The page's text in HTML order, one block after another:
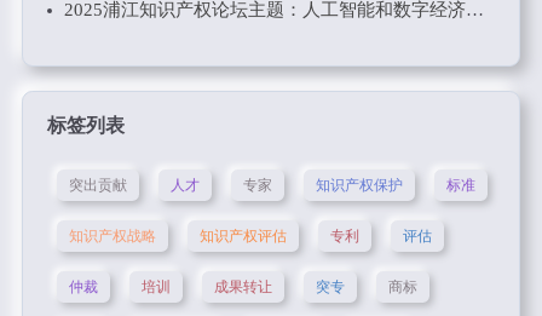
2025浦江知识产权论坛主题：人工智能和数字经济时代知识产权工作要点
标签列表
突出贡献 人才 专家 知识产权保护 标准
知识产权战略 知识产权评估 专利 评估
仲裁 培训 成果转让 突专 商标